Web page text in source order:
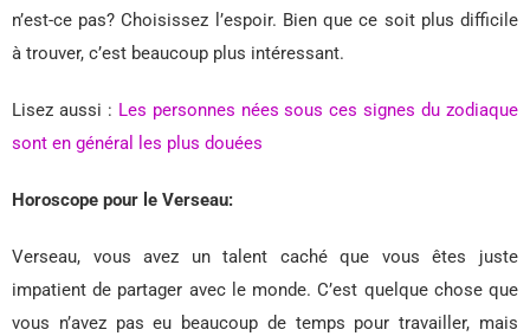
n’est-ce pas? Choisissez l’espoir. Bien que ce soit plus difficile
à trouver, c’est beaucoup plus intéressant.
Lisez aussi : Les personnes nées sous ces signes du zodiaque
sont en général les plus douées
Horoscope pour le Verseau:
Verseau, vous avez un talent caché que vous êtes juste
impatient de partager avec le monde. C’est quelque chose que
vous n’avez pas eu beaucoup de temps pour travailler, mais